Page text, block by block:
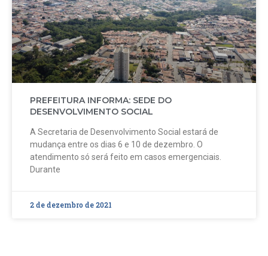
PREFEITURA INFORMA: SEDE DO
DESENVOLVIMENTO SOCIAL
A Secretaria de Desenvolvimento Social estará de
mudança entre os dias 6 e 10 de dezembro. O
atendimento só será feito em casos emergenciais.
Durante
2 de dezembro de 2021